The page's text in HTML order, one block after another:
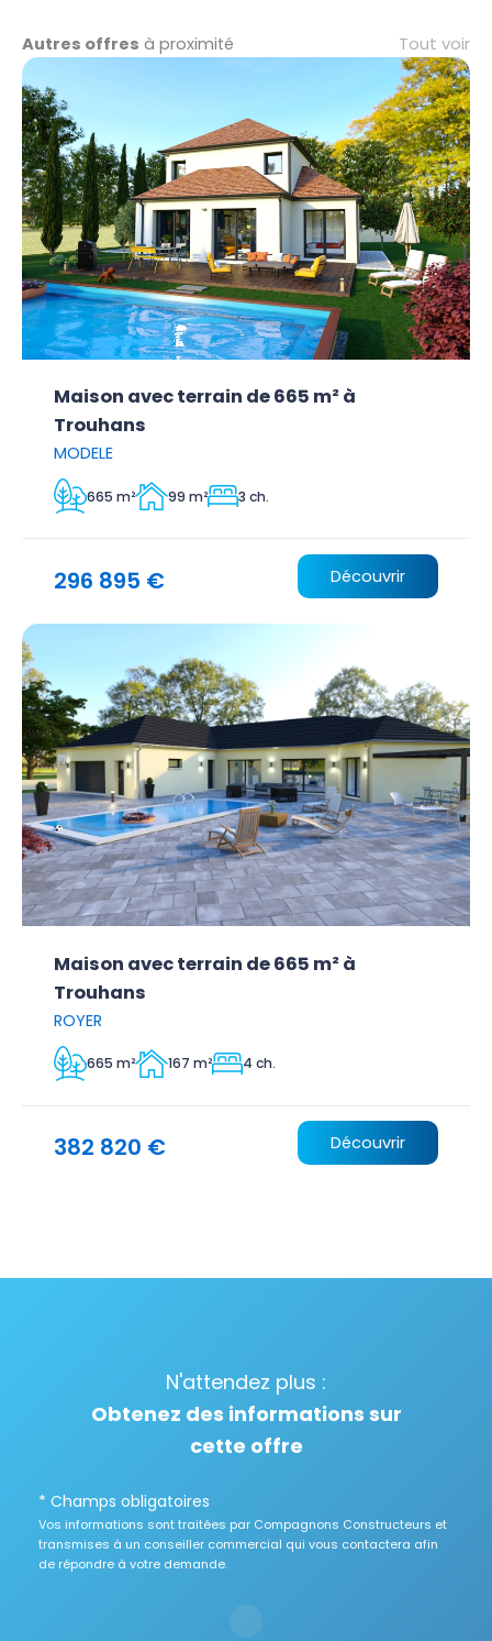
Autres offres à proximité Tout voir
Maison avec terrain de 665 m² à
Trouhans
MODELE
665 m² 99 m² 3 ch.
296 895 € Découvrir
Maison avec terrain de 665 m² à
Trouhans
ROYER
665 m² 167 m² 4 ch.
382 820 € Découvrir
N'attendez plus :
Obtenez des informations sur
cette offre
* Champs obligatoires
Vos informations sont traitées par Compagnons Constructeurs et
transmises à un conseiller commercial qui vous contactera afin
de répondre à votre demande.